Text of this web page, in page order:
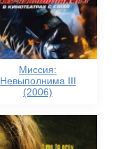
Миссия:
Невыполнима III
(2006)